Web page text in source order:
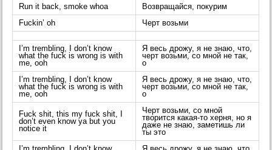
Run it back, smoke whoa
Возвращайся, покурим
Fuckin’ oh
Черт возьми
I’m trembling, I don’t know
what the fuck is wrong is with
me, ooh
Я весь дрожу, я не знаю, что,
черт возьми, со мной не так,
о
I’m trembling, I don’t know
what the fuck is wrong is with
me, ooh
Я весь дрожу, я не знаю, что,
черт возьми, со мной не так,
о
Fuck shit, this my fuck shit, I
don’t even know ya but you
notice it
Черт возьми, со мной
творится какая-то херня, но я
даже не знаю, заметишь ли
ты это